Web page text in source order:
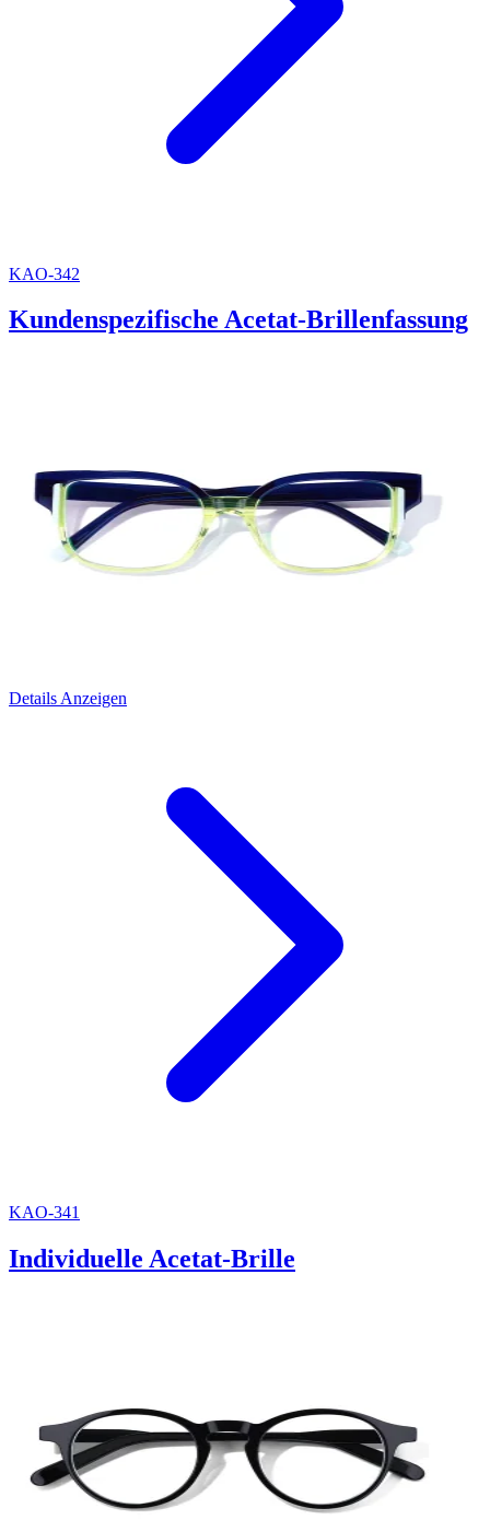
KAO-342
Kundenspezifische Acetat-Brillenfassung
Details Anzeigen
KAO-341
Individuelle Acetat-Brille